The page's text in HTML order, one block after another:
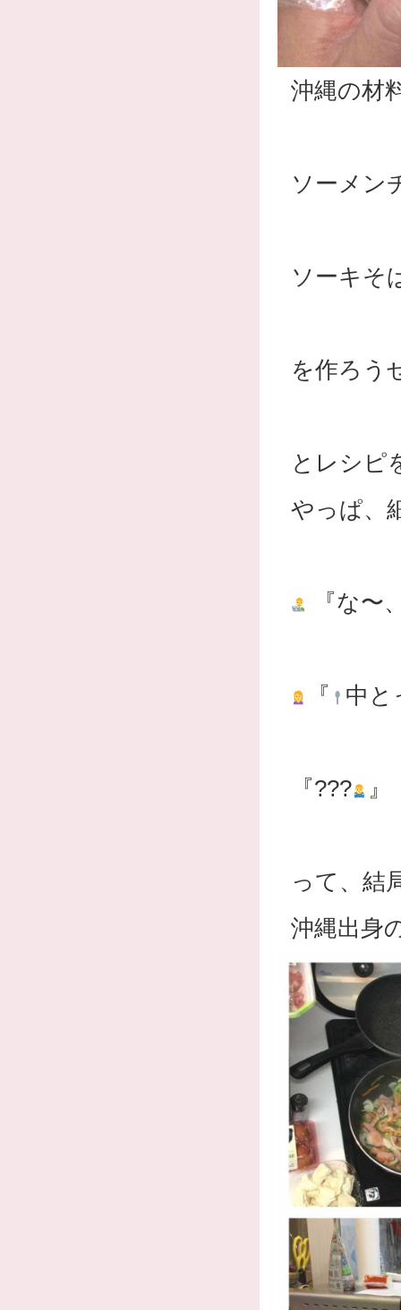
沖縄の材
ソーメン
ソーキそ
を作ろう
とレシピ
やっぱ、
『な〜
『 中と
『??? 』
って、結
沖縄出身